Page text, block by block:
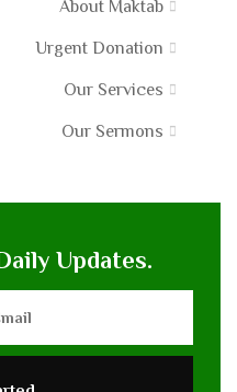
About Maktab
Urgent Donation
Our Services
Our Sermons
Updates.